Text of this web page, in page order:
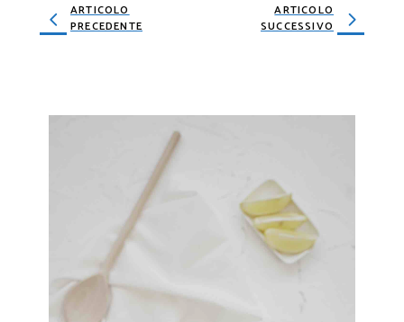
ARTICOLO
PRECEDENTE
ARTICOLO
SUCCESSIVO